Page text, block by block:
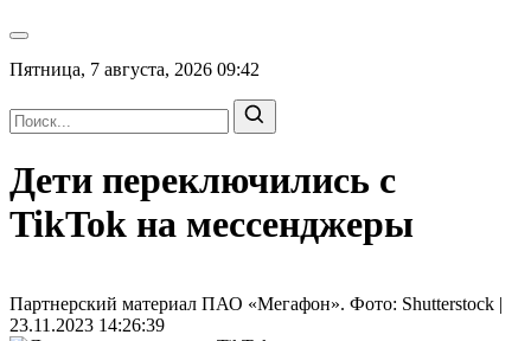
Пятница, 7 августа, 2026 09:42
Дети переключились с
TikTok на мессенджеры
Партнерский материал ПАО «Мегафон». Фото: Shutterstock |
23.11.2023 14:26:39